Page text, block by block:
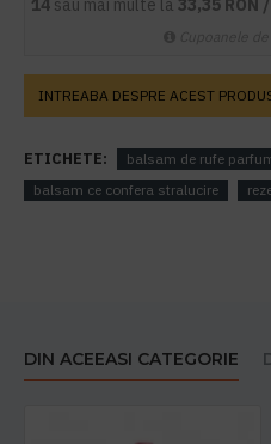
14 sau mai multe la 33,35 RON
INTREABA DESPRE ACEST
ETICHETE:
balsam de rufe
balsam ce confera stralucire
DIN ACEEASI CATEGORIE